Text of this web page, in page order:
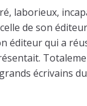
laborieux,
de son
éditeur qui a
écrivains